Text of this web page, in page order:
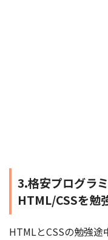
3.格安プログラ
HTML/CSSを勉
HTMLとCSSの勉強